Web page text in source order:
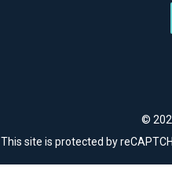
©
This site is protected by